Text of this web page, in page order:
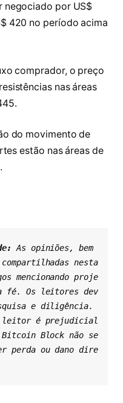
negociado por US$
420 no período acima
comprador, o preço
nas áreas
do movimento de
estão nas áreas de
As opiniões, bem
nesta
mencionando proje
fé. Os leitores dev
e diligência.
leitor é prejudicial
Block não se
perda ou dano dire